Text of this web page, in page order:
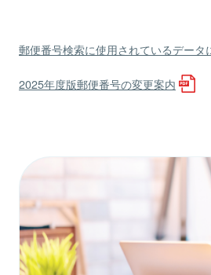
郵便番号検索に使用されているデータ
2025年度版郵便番号の変更案内